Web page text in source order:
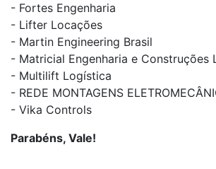
- Fortes Engenharia
- Lifter Locações
- Martin Engineering Brasil
- Matricial Engenharia e Construções
- Multilift Logística
- REDE MONTAGENS
- Vika Controls
Parabéns, Vale!